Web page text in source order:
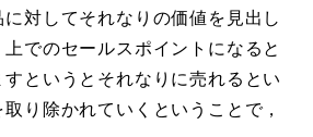
対してそれなりの価値を見出し
でのセールスポイントになると
というとそれなりに売れるとい
り除かれていくということで，